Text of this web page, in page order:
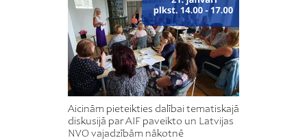
Aicinām pieteikties dalībai tematiskajā
diskusijā par AIF paveikto un Latvijas
NVO vajadzībām nākotnē